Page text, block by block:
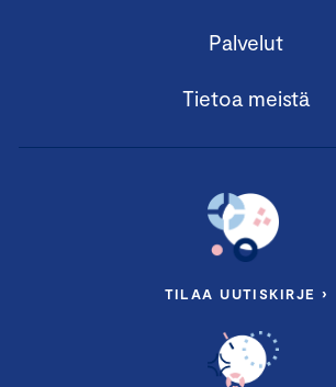
Palvelut
Tietoa meistä
TILAA UUTISKIRJE ›